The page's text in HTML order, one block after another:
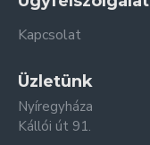
Kapcsolat
Üzletünk
Nyíregyháza
Kállói út 91.